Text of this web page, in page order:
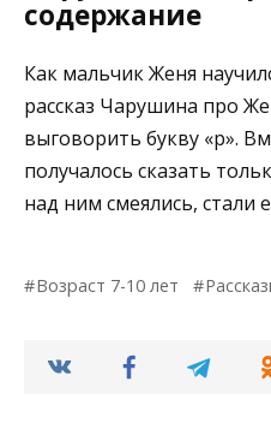
содержание
Как мальчик Женя
рассказ Чарушина про
выговорить букву «р».
получалось сказать
над ним смеялись, стали
Возраст 7-10 лет